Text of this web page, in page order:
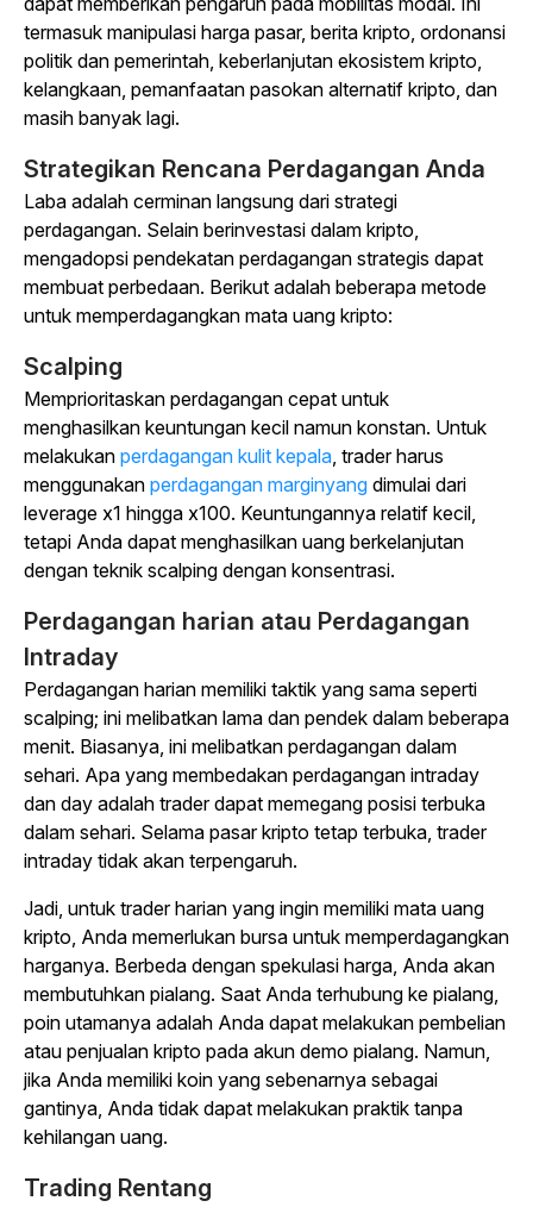
termasuk manipulasi harga pasar, berita kripto, ordonansi
politik dan pemerintah, keberlanjutan ekosistem kripto,
kelangkaan, pemanfaatan pasokan alternatif kripto, dan
masih banyak lagi.
Strategikan Rencana Perdagangan Anda
Laba adalah cerminan langsung dari strategi
perdagangan. Selain berinvestasi dalam kripto,
mengadopsi pendekatan perdagangan strategis dapat
membuat perbedaan. Berikut adalah beberapa metode
untuk memperdagangkan mata uang kripto:
Scalping
Memprioritaskan perdagangan cepat untuk
menghasilkan keuntungan kecil namun konstan. Untuk
melakukan perdagangan kulit kepala, trader harus
menggunakan perdagangan marginyang dimulai dari
leverage x1 hingga x100. Keuntungannya relatif kecil,
tetapi Anda dapat menghasilkan uang berkelanjutan
dengan teknik scalping dengan konsentrasi.
Perdagangan harian atau Perdagangan
Intraday
Perdagangan harian memiliki taktik yang sama seperti
scalping; ini melibatkan lama dan pendek dalam beberapa
menit. Biasanya, ini melibatkan perdagangan dalam
sehari. Apa yang membedakan perdagangan intraday
dan day adalah trader dapat memegang posisi terbuka
dalam sehari. Selama pasar kripto tetap terbuka, trader
intraday tidak akan terpengaruh.
Jadi, untuk trader harian yang ingin memiliki mata uang
kripto, Anda memerlukan bursa untuk memperdagangkan
harganya. Berbeda dengan spekulasi harga, Anda akan
membutuhkan pialang. Saat Anda terhubung ke pialang,
poin utamanya adalah Anda dapat melakukan pembelian
atau penjualan kripto pada akun demo pialang. Namun,
jika Anda memiliki koin yang sebenarnya sebagai
gantinya, Anda tidak dapat melakukan praktik tanpa
kehilangan uang.
Trading Rentang